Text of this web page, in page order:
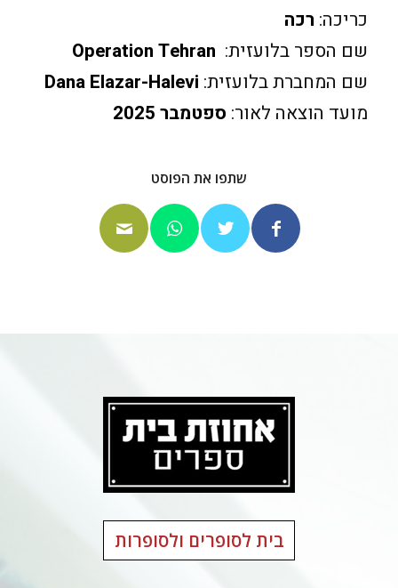
כריכה: רכה
שם הספר בלועזית: Operation Tehran
שם המחברת בלועזית:
מועד הוצאה לאור: ספטמבר 2025
שתפו את הפוסט
בית לסופרים ולסופרות